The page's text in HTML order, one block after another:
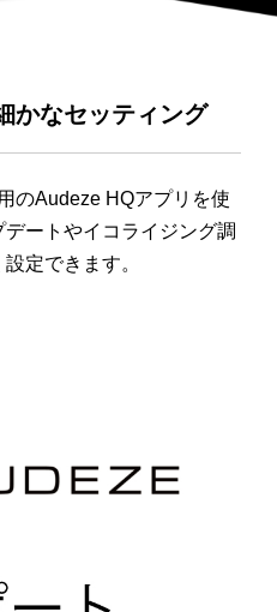
かなセッティング
のAudeze HQアプリを使
ートやイコライジング調
定できます。